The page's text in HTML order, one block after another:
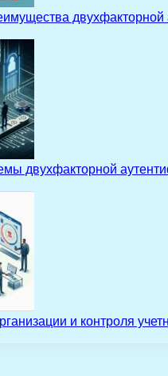
двухфакторной
и контроля